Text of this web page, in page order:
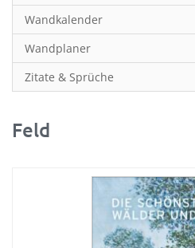
Literatur
Manga & Animé
Neutrale Kalender
Partner- & Wandplaner
Planung & Organisation
Wandkalender
Wandplaner
Zitate & Sprüche
Feld